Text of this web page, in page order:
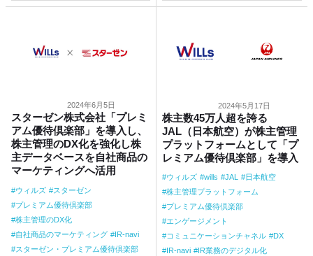
2024年6月5日
スターゼン株式会社「プレミ
アム優待倶楽部」を導入し、
株主管理のDX化を強化し株
主データベースを自社商品の
マーケティングへ活用
ウィルズ
スターゼン
プレミアム優待倶楽部
株主管理のDX化
自社商品のマーケティング
IR-navi
スターゼン・プレミアム優待倶楽部
2024年5月17日
株主数45万人超を誇る
JAL（日本航空）が株主管理
プラットフォームとして「プ
レミアム優待倶楽部」を導入
ウィルズ wills JAL
日本航空
株主管理プラットフォーム
プレミアム優待倶楽部
エンゲージメント
コミュニケーションチャネル
DX
IR-navi
IR業務のデジタル化